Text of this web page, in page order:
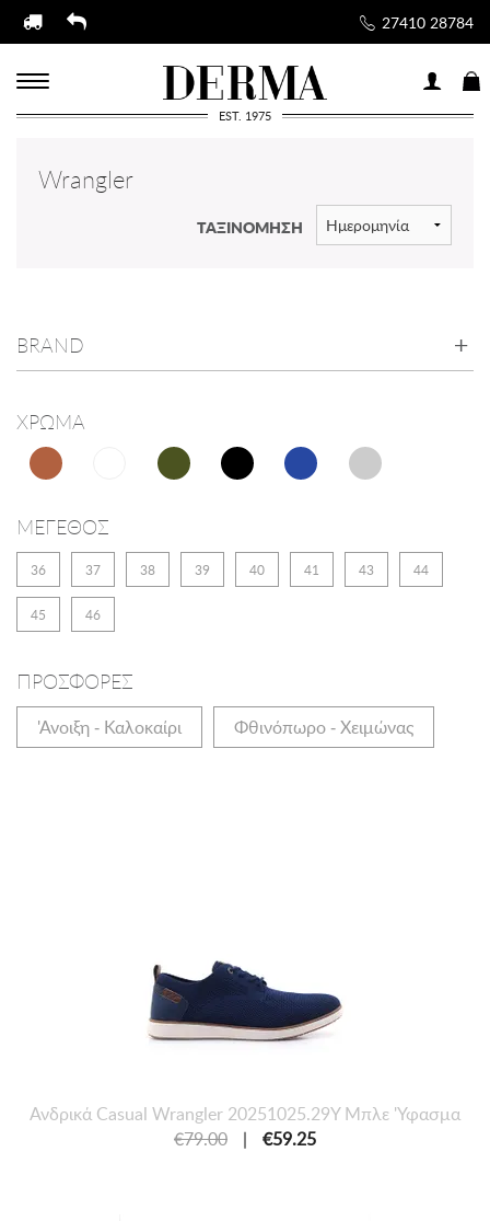
27410 28784
EST. 1975
Wrangler
ΤΑΞΙΝΟΜΗΣΗ
BRAND
ΧΡΩΜΑ
ΜΕΓΕΘΟΣ
36 37 38 39 40 41 43 44
45 46
ΠΡΟΣΦΟΡΕΣ
'Ανοιξη - Καλοκαίρι Φθινόπωρο - Χειμώνας
Ανδρικά Casual Wrangler 20251025.29Y Μπλε 'Υφασμα
€79.00
| €59.25